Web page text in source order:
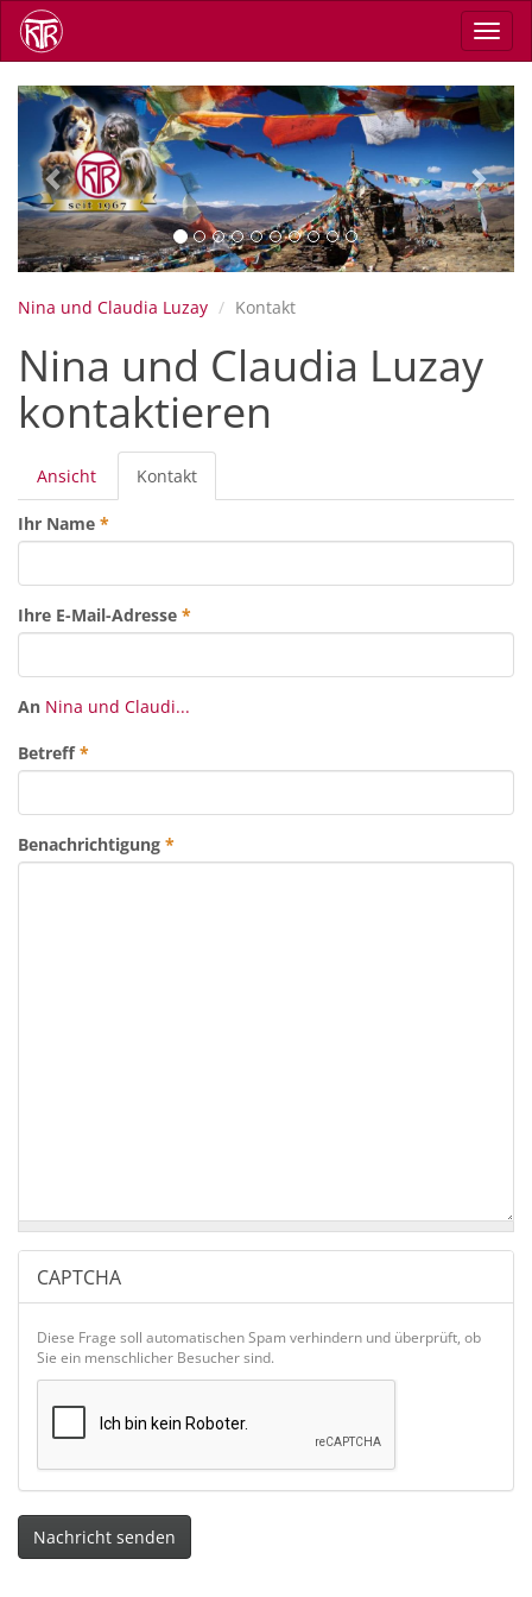
Direkt
zum
Inhalt
Previous Next
Nina und Claudia Luzay Kontakt
Nina und Claudia Luzay
kontaktieren
Primäre
Reiter
Ansicht Kontakt
Reiter)
Ihr Name *
Ihre E-Mail-Adresse *
An Nina und Claudi...
Betreff*
Benachrichtigung *
CAPTCHA
Diese Frage soll automatischen Spam verhindern und überprüft, ob
Sie ein menschlicher Besucher sind.
Nachricht senden